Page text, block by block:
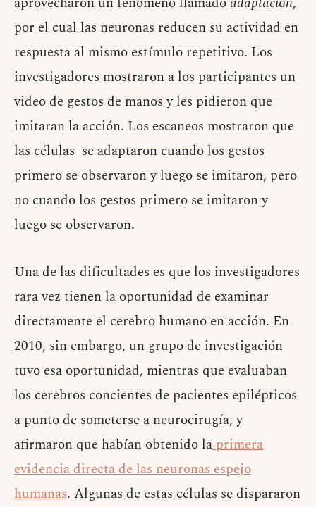
por el cual las neuronas reducen su actividad en
respuesta al mismo estímulo repetitivo. Los
investigadores mostraron a los participantes un
video de gestos de manos y les pidieron que
imitaran la acción. Los escaneos mostraron que
las células se adaptaron cuando los gestos
primero se observaron y luego se imitaron, pero
no cuando los gestos primero se imitaron y
luego se observaron.
Una de las dificultades es que los investigadores
rara vez tienen la oportunidad de examinar
directamente el cerebro humano en acción. En
2010, sin embargo, un grupo de investigación
tuvo esa oportunidad, mientras que evaluaban
los cerebros concientes de pacientes epilépticos
a punto de someterse a neurocirugía, y
afirmaron que habían obtenido laprimera
evidencia directa de las neuronas espejo
humanas. Algunas de estas células se dispararon